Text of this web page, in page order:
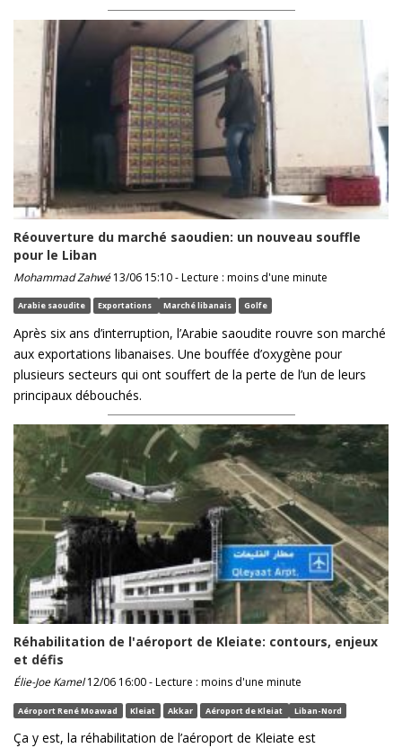
Réouverture du marché saoudien: un nouveau souffle
pour le Liban
Mohammad Zahwé13/06 15:10 - Lecture : moins d'une minute
Arabie saoudite Exportations Marché libanais Golfe
Après six ans d’interruption, l’Arabie saoudite rouvre son marché
aux exportations libanaises. Une bouffée d’oxygène pour
plusieurs secteurs qui ont souffert de la perte de l’un de leurs
principaux débouchés.
Réhabilitation de l'aéroport de Kleiate: contours, enjeux
et défis
Élie-Joe Kamel12/06 16:00 - Lecture : moins d'une minute
Aéroport René Moawad Kleiat Akkar Aéroport de Kleiat Liban-Nord
Ça y est, la réhabilitation de l’aéroport de Kleiate est